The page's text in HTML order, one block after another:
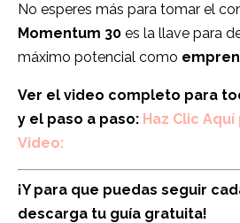
No esperes más para tomar el
Momentum 30 es la llave para
máximo potencial como
Ver el video completo para
y el paso a paso: Haz Clic
Video:
¡Y para que puedas seguir
descarga tu guía gratuita!